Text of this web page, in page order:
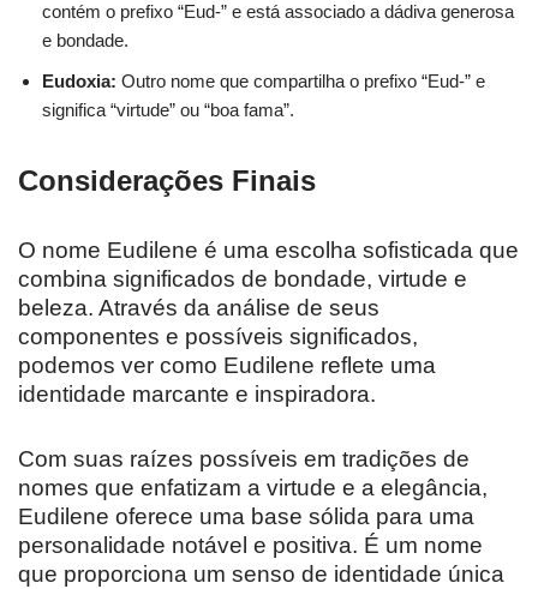
contém o prefixo “Eud-” e está associado a dádiva generosa
e bondade.
Eudoxia: Outro nome que compartilha o prefixo “Eud-” e
significa “virtude” ou “boa fama”.
Considerações Finais
O nome Eudilene é uma escolha sofisticada que
combina significados de bondade, virtude e
beleza. Através da análise de seus
componentes e possíveis significados,
podemos ver como Eudilene reflete uma
identidade marcante e inspiradora.
Com suas raízes possíveis em tradições de
nomes que enfatizam a virtude e a elegância,
Eudilene oferece uma base sólida para uma
personalidade notável e positiva. É um nome
que proporciona um senso de identidade única